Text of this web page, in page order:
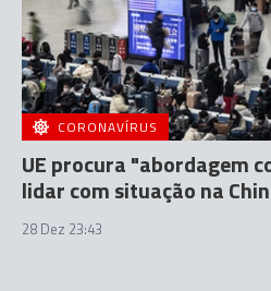
CORONAVÍRUS
UE procura "abordagem
lidar com situação na
28 Dez 23:43